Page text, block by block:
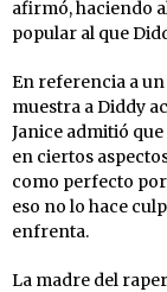
afirmó, haciendo
popular al que
En referencia a
muestra a Diddy
Janice admitió
en ciertos
como perfecto
eso no lo hace
enfrenta.
La madre del